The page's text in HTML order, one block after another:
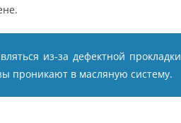
из-за дефектной прокладки
проникают в масляную систему.